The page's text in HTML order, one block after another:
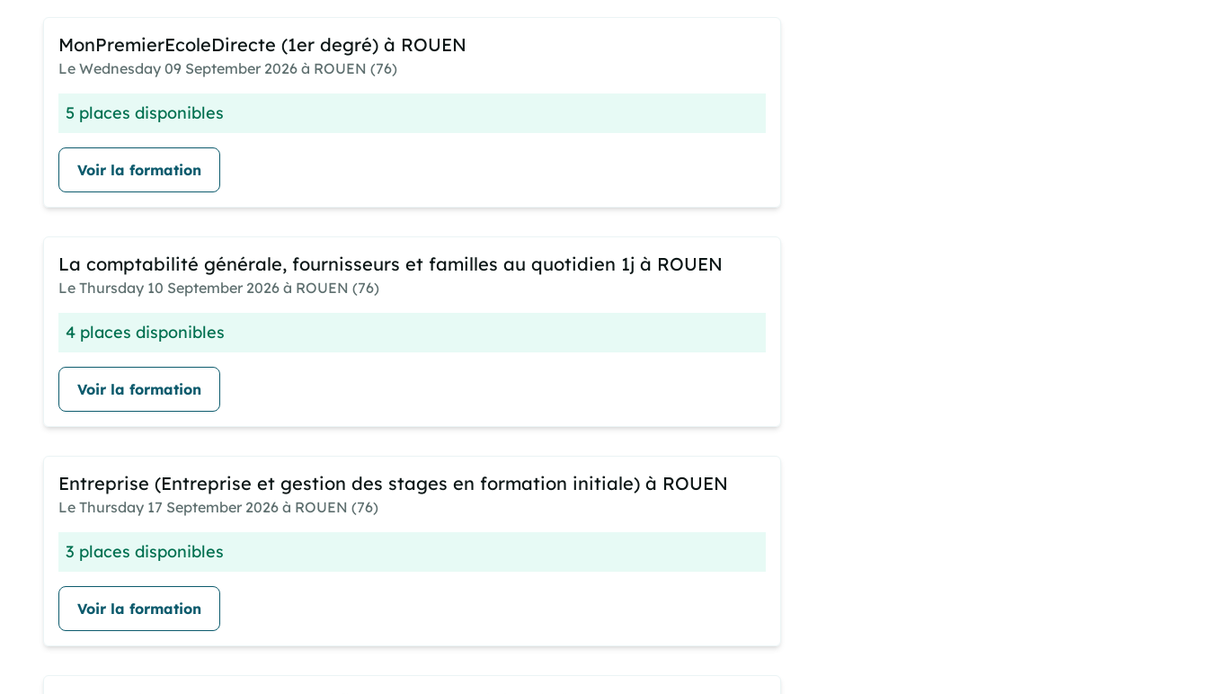
MonPremierEcoleDirecte (1er degré) à ROUEN
Le Wednesday 09 September 2026 à ROUEN (76)
5 places disponibles
Voir la formation
La comptabilité générale, fournisseurs et familles au quotidien 1j à ROUEN
Le Thursday 10 September 2026 à ROUEN (76)
4 places disponibles
Voir la formation
Entreprise (Entreprise et gestion des stages en formation initiale) à ROUEN
Le Thursday 17 September 2026 à ROUEN (76)
3 places disponibles
Voir la formation